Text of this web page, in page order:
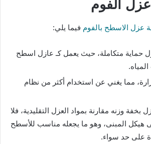
عزل الاسطح بالفوم فيما يلي:
حماية متكاملة، حيث يعمل كـ عازل اسطح
مما يغني عن استخدام أكثر من نظام
بخفة وزنه مقارنة بمواد العزل التقليدية، فلا
المبنى، وهو ما يجعله مناسب للأسطح
على حد سواء.